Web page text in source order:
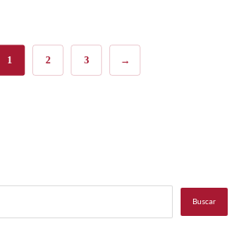
1 2 3 →